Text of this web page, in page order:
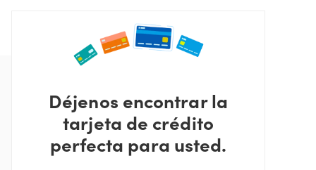
Déjenos encontrar la
tarjeta de crédito
perfecta para usted.